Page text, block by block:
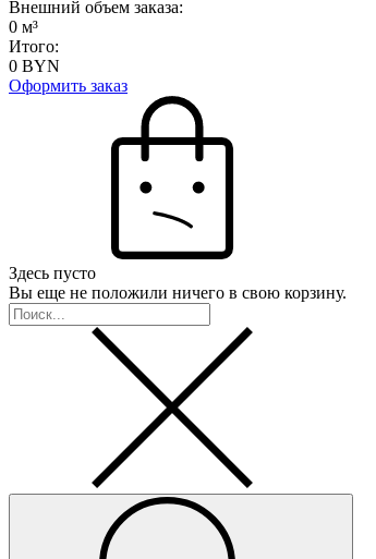
Внешний объем заказа:
0 м³
Итого:
0 BYN
Оформить заказ
Здесь пусто
Вы еще не положили ничего в свою корзину.